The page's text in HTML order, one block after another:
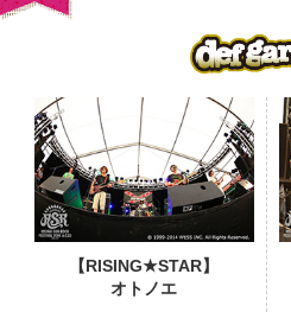
【RISING★STAR】
オトノエ
PHOTO